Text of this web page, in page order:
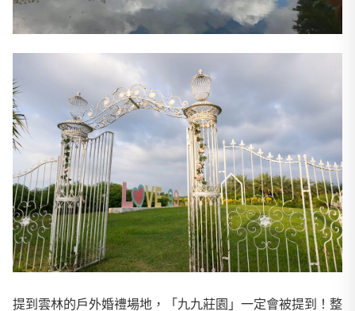
提到雲林的戶外婚禮場地，「九九莊園」一定會被提到！整